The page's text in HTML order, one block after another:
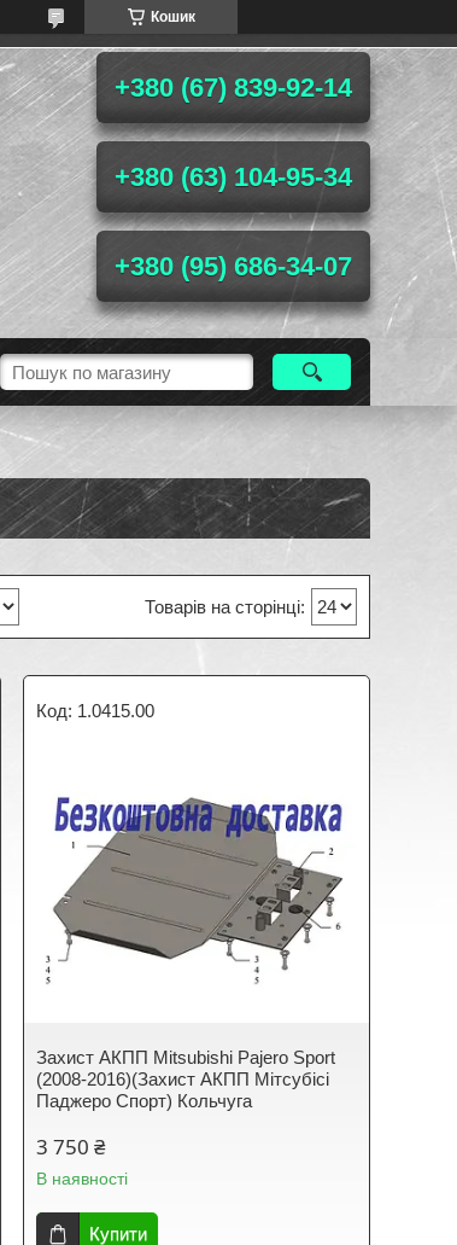
Кошик
+380 (67) 839-92-14
+380 (63) 104-95-34
+380 (95) 686-34-07
1.0415.00
Захист АКПП Mitsubishi Pajero Sport
(2008-2016)(Захист АКПП Мітсубісі
Паджеро Спорт) Кольчуга
3 750 ₴
В наявності
Купити